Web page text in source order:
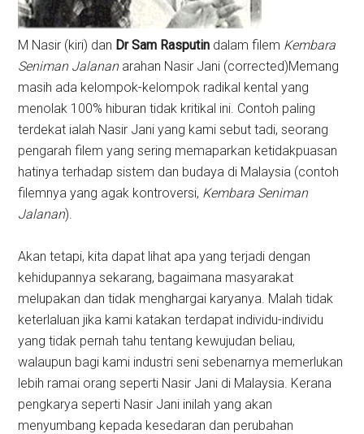
M Nasir (kiri) dan Dr Sam Rasputin dalam filem Kembara
Seniman Jalananarahan Nasir Jani (corrected)Memang
masih ada kelompok-kelompok radikal kental yang
menolak 100% hiburan tidak kritikal ini. Contoh paling
terdekat ialah Nasir Jani yang kami sebut tadi, seorang
pengarah filem yang sering memaparkan ketidakpuasan
hatinya terhadap sistem dan budaya di Malaysia (contoh
filemnya yang agak kontroversi, Kembara Seniman
Jalanan).
Akan tetapi, kita dapat lihat apa yang terjadi dengan
kehidupannya sekarang, bagaimana masyarakat
melupakan dan tidak menghargai karyanya. Malah tidak
keterlaluan jika kami katakan terdapat individu-individu
yang tidak pernah tahu tentang kewujudan beliau,
walaupun bagi kami industri seni sebenarnya memerlukan
lebih ramai orang seperti Nasir Jani di Malaysia. Kerana
pengkarya seperti Nasir Jani inilah yang akan
menyumbang kepada kesedaran dan perubahan